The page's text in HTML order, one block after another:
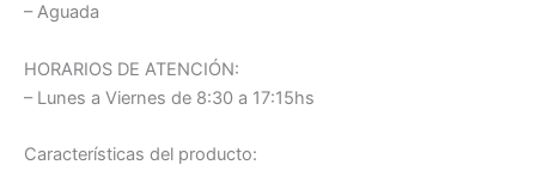
– Aguada
HORARIOS DE ATENCIÓN:
– Lunes a Viernes de 8:30 a 17:15hs
Características del producto: